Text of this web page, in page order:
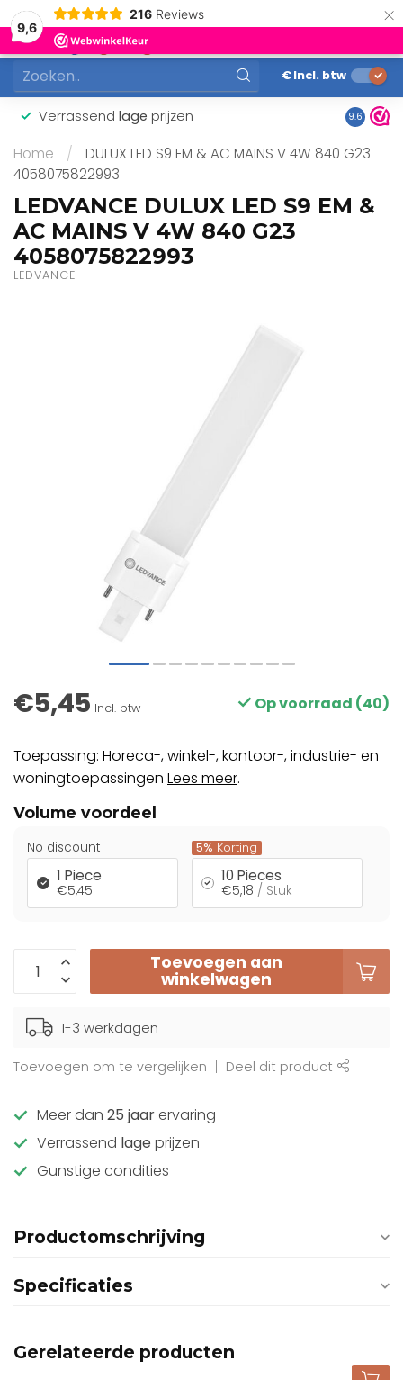
9,6
216 Reviews ×
MENU
0
€Incl. btw
Verrassend lage prijzen 9.6
Home /
DULUX LED S9 EM & AC MAINS V 4W 840 G23
4058075822993
LEDVANCE DULUX LED S9 EM &
AC MAINS V 4W 840 G23
4058075822993
LEDVANCE
€5,45 Incl. btw Op voorraad (40)
Toepassing: Horeca-, winkel-, kantoor-, industrie- en
woningtoepassingen Lees meer.
Volume voordeel
No discount
1 Piece
€5,45
5% Korting
10 Pieces
€5,18 / Stuk
Toevoegen aan
winkelwagen
1-3 werkdagen
Toevoegen om te vergelijken Deel dit product
Meer dan 25 jaarervaring
Verrassend lage prijzen
Gunstige condities
Productomschrijving
Specificaties
Gerelateerde producten